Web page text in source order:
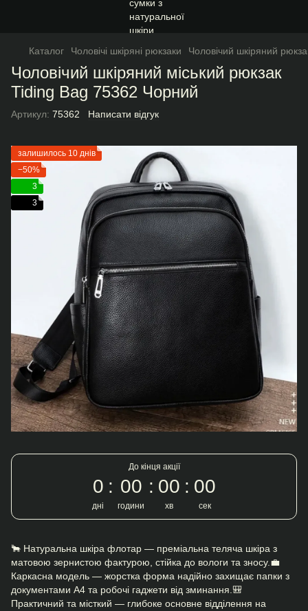
Каталог Чоловічі шкіряні рюкзаки Чоловічий шкіряний
Чоловічий шкіряний міський рюкзак
Tiding Bag 75362 Чорний
Артикул: 75362 Написати відгук
залишилось 10 днів
−50%
3
3
До кінця акції
0
дні
00
години
00
хв
00
сек
🐂 Натуральна шкіра флотар — преміальна теляча шкіра з
матовою зернистою фактурою, стійка до вологи та зносу.💼
Каркасна модель — жорстка форма надійно захищає папки з
документами А4 та робочі гаджети від зминання.🎒
Практичний та місткий — глибоке основне відділення на